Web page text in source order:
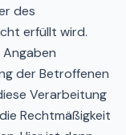
des
erfüllt wird.
der Betroffenen
Verarbeitung
Rechtmäßigkeit